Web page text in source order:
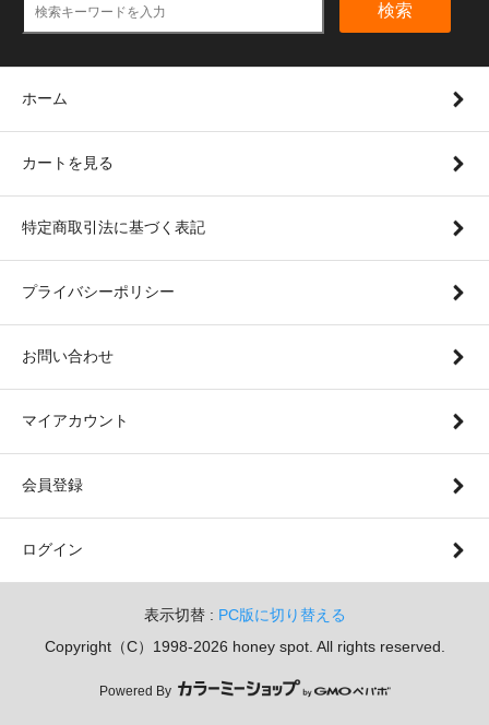
検索
ホーム
カートを見る
特定商取引法に基づく表記
プライバシーポリシー
お問い合わせ
マイアカウント
会員登録
ログイン
表示切替 : PC版に切り替える
Copyright（C）1998-2026 honey spot. All rights reserved.
Powered By